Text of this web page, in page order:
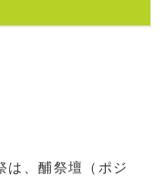
、酺祭壇（ポジ